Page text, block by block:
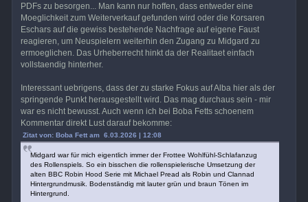
PDFs zu besorgen... Man kann nur hoffen, dass entweder eine
Moeglichkeit zum Weiterverkauf gefunden wird oder die Korsaren
Eschars auf die gewiss bestehende Nachfrage auf eigene Faust
reagieren, um Neuspielern weiterhin den Zugang zu Midgard zu
ermoeglichen. Das Urheberrecht hinkt da der Realitaet einfach
vollstaendig hinterher.
Interessant uebrigens, dass der zu starke Fokus auf Alba hier als der
springende Punkt herausgestellt wird. Das mag durchaus sein - mir
war es nicht bewusst. Auch wenn ich bei Boba Fetts schoenem
Kommentar direkt Lust darauf bekomme:
Zitat von: Boba Fett am 6.03.2026 | 12:08
Midgard war für mich eigentlich immer der Frottee Wohlfühl-Schlafanzug
des Rollenspiels. So ein bisschen die rollenspielerische Umsetzung der
alten BBC Robin Hood Serie mit Michael Pread als Robin und Clannad
Hintergrundmusik. Bodenständig mit lauter grün und braun Tönen im
Hintergrund.